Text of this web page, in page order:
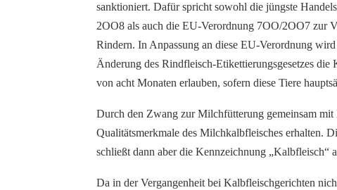
sanktioniert. Dafür spricht sowohl die jüngste
2OO8 als auch die EU-Verordnung 7OO/2OO7 zur
Rindern. In Anpassung an diese EU-Verordnung
Änderung des Rindfleisch-Etikettierungsgesetzes
von acht Monaten erlauben, sofern diese Tiere
Durch den Zwang zur Milchfütterung gemeinsam
Qualitätsmerkmale des Milchkalbfleisches erhalten.
schließt dann aber die Kennzeichnung „Kalbfleisch“
Da in der Vergangenheit bei Kalbfleischgerichten